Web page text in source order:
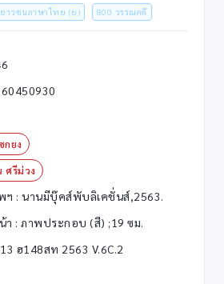
าวชนภาษาไทย (ย) 800 วรรณคดี
กยง
ศรีม่วง
ฯ : นานมีบุ๊คส์พับลิเคชั่นส์,2563.
า : ภาพประกอบ (สี) ;19 ซม.
ฮ148สท 2563 V.6C.2